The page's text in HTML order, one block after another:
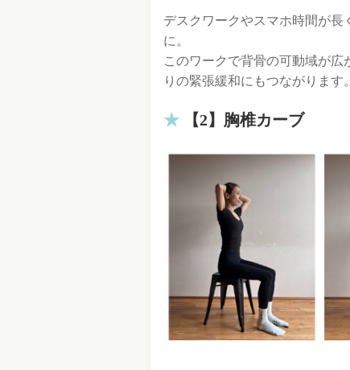
デスクワークやスマホ時間が長
に。
このワークで背骨の可動域が
りの緊張緩和にもつながります。
【2】胸椎カーブ